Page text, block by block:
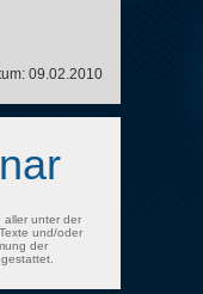
09.02.2010
aller unter der
und/oder
der